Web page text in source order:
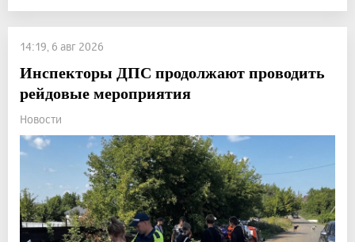
14:19, 6 авг 2026
Инспекторы ДПС продолжают проводить
рейдовые мероприятия
Новости